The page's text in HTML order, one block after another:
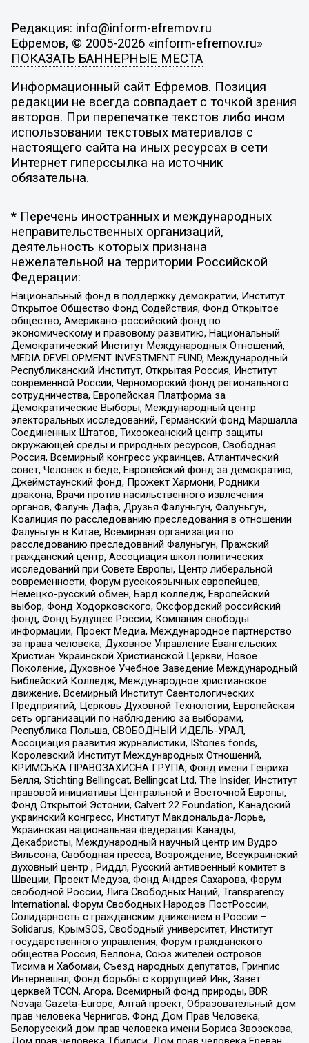
Редакция: info@inform-efremov.ru
Ефремов, © 2005-2026 «inform-efremov.ru»
ПОКАЗАТЬ БАННЕРНЫЕ МЕСТА
Информационный сайт Ефремов. Позиция
редакции не всегда совпадает с точкой зрения
авторов. При перепечатке текстов либо ином
использовании текстовых материалов с
настоящего сайта на иных ресурсах в сети
Интернет гиперссылка на источник
обязательна.
* Перечень иностранных и международных
неправительственных организаций,
деятельность которых признана
нежелательной на территории Российской
Федерации:
Национальный фонд в поддержку демократии, Институт
Открытое Общество Фонд Содействия, Фонд Открытое
общество, Американо-российский фонд по
экономическому и правовому развитию, Национальный
Демократический Институт Международных Отношений,
MEDIA DEVELOPMENT INVESTMENT FUND, Международный
Республиканский Институт, Открытая Россия, Институт
современной России, Черноморский фонд регионального
сотрудничества, Европейская Платформа за
Демократические Выборы, Международный центр
электоральных исследований, Германский фонд Маршалла
Соединенных Штатов, Тихоокеанский центр защиты
окружающей среды и природных ресурсов, Свободная
Россия, Всемирный конгресс украинцев, Атлантический
совет, Человек в беде, Европейский фонд за демократию,
Джеймстаунский фонд, Прожект Хармони, Родники
дракона, Врачи против насильственного извлечения
органов, Фалунь Дафа, Друзья Фалуньгун, Фалуньгун,
Коалиция по расследованию преследования в отношении
Фалуньгун в Китае, Всемирная организация по
расследованию преследований Фалуньгун, Пражский
гражданский центр, Ассоциация школ политических
исследований при Совете Европы, Центр либеральной
современности, Форум русскоязычных европейцев,
Немецко-русский обмен, Бард колледж, Европейский
выбор, Фонд Ходорковского, Оксфордский российский
фонд, Фонд Будущее России, Компания свободы
информации, Проект Медиа, Международное партнерство
за права человека, Духовное Управление Евангельских
Христиан Украинской Христианской Церкви, Новое
Поколение, Духовное Учебное Заведение Международный
Библейский Колледж, Международное христианское
движение, Всемирный Институт Саентологических
Предприятий, Церковь Духовной Технологии, Европейская
сеть организаций по наблюдению за выборами,
Республика Польша, СВОБОДНЫЙ ИДЕЛЬ-УРАЛ,
Ассоциация развития журналистики, IStories fonds,
Королевский Институт Международных Отношений,
КРИМСЬКА ПРАВОЗАХИСНА ГРУПА, Фонд имени Генриха
Бёлля, Stichting Bellingcat, Bellingcat Ltd, The Insider, Институт
правовой инициативы Центральной и Восточной Европы,
Фонд Открытой Эстонии, Calvert 22 Foundation, Канадский
украинский конгресс, Институт Макдональда-Лорье,
Украинская национальная федерация Канады,
Декабристы, Международный научный центр им Вудро
Вильсона, Свободная пресса, Возрождение, Всеукраинский
духовный центр , Риддл, Русский антивоенный комитет в
Швеции, Проект Медуза, Фонд Андрея Сахарова, Форум
свободной России, Лига Свободных Наций, Transparеncy
International, Форум Свободных Народов ПостРоссии,
Солидарность с гражданским движением в России –
Solidarus, КрымSOS, Свободный университет, Институт
государственного управления, Форум гражданского
общества Россия, Беллона, Союз жителей островов
Тисима и Хабомаи, Съезд народных депутатов, Гринпис
Интернешнл, Фонд борьбы с коррупцией Инк, Завет
церквей TCCN, Агора, Всемирный фонд природы, BDR
Novaja Gazeta-Europe, Алтай проект, Образовательный дом
прав человека Чернигов, Фонд Дом Прав Человека,
Белорусский дом прав человека имени Бориса Звозскова,